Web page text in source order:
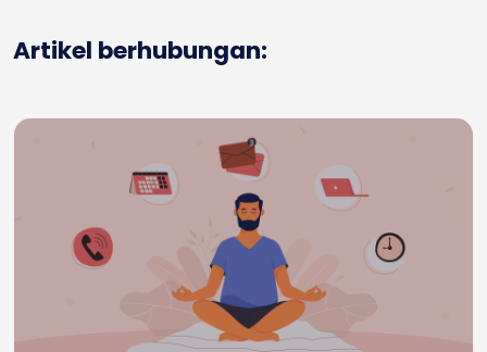
Artikel berhubungan: